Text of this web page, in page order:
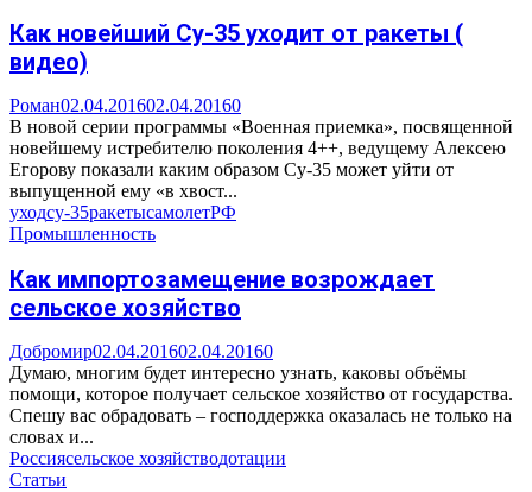
Как новейший Су-35 уходит от ракеты (
видео)
Роман02.04.201602.04.20160
В новой серии программы «Военная приемка», посвященной
новейшему истребителю поколения 4++, ведущему Алексею
Егорову показали каким образом Су-35 может уйти от
выпущенной ему «в хвост...
уходсу-35ракетысамолетРФ
Промышленность
Как импортозамещение возрождает
сельское хозяйство
Добромир02.04.201602.04.20160
Думаю, многим будет интересно узнать, каковы объёмы
помощи, которое получает сельское хозяйство от государства.
Спешу вас обрадовать – господдержка оказалась не только на
словах и...
Россиясельское хозяйстводотации
Статьи